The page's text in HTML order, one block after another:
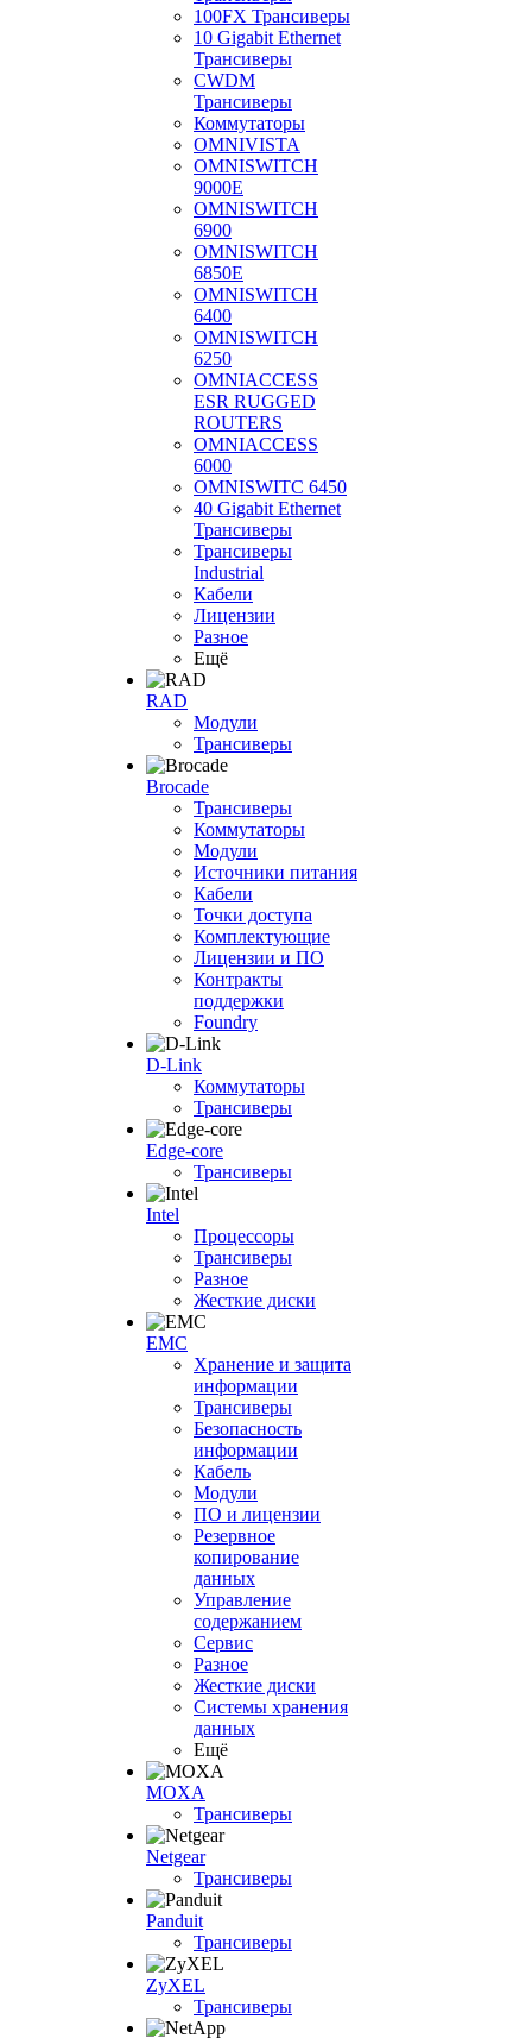
100FX Трансиверы
10 Gigabit Ethernet
Трансиверы
CWDM
Трансиверы
Коммутаторы
OMNIVISTA
OMNISWITCH
9000E
OMNISWITCH
6900
OMNISWITCH
6850E
OMNISWITCH
6400
OMNISWITCH
6250
OMNIACCESS
ESR RUGGED
ROUTERS
OMNIACCESS
6000
OMNISWITC 6450
40 Gigabit Ethernet
Трансиверы
Трансиверы
Industrial
Кабели
Лицензии
Разное
Ещё
RAD
Модули
Трансиверы
Brocade
Трансиверы
Коммутаторы
Модули
Источники питания
Кабели
Точки доступа
Комплектующие
Лицензии и ПО
Контракты
поддержки
Foundry
D-Link
Коммутаторы
Трансиверы
Edge-core
Трансиверы
Intel
Процессоры
Трансиверы
Разное
Жесткие диски
EMC
Хранение и защита
информации
Трансиверы
Безопасность
информации
Кабель
Модули
ПО и лицензии
Резервное
копирование
данных
Управление
содержанием
Сервис
Разное
Жесткие диски
Системы хранения
данных
Ещё
MOXA
Трансиверы
Netgear
Трансиверы
Panduit
Трансиверы
ZyXEL
Трансиверы